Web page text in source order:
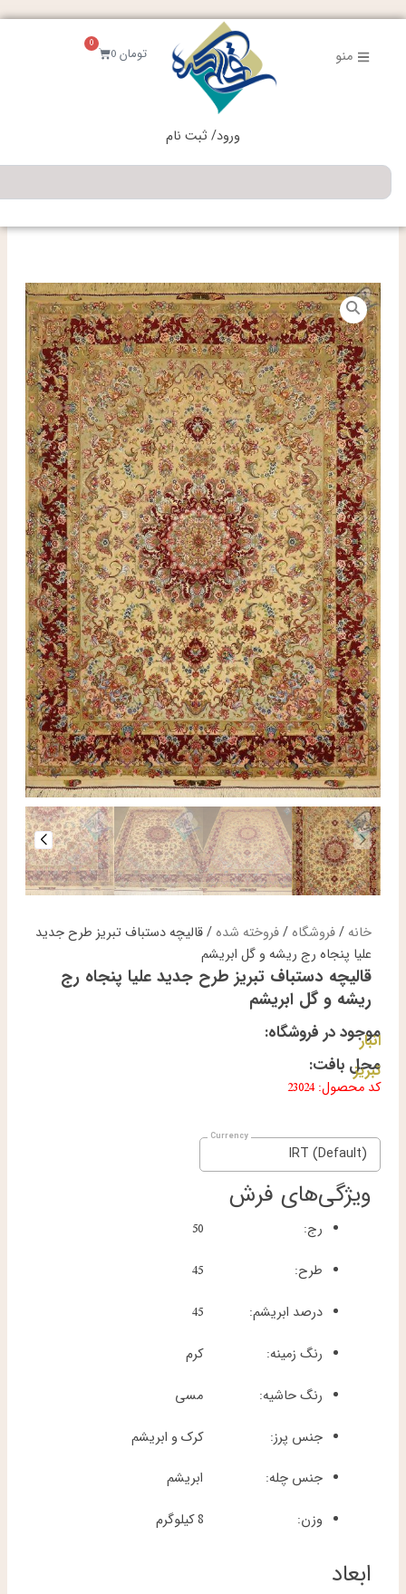
رفتن
منو تومان0
0
سبد
خرید
ورود/ ثبت نام
جستجو
خانه /فروشگاه/فروخته شده/ قالیچه دستباف تبریز طرح جدید
علیا پنجاه رج ریشه و گل ابریشم
قالیچه دستباف تبریز طرح جدید علیا پنجاه رج
ریشه و گل ابریشم
موجود در فروشگاه:
انبار
محل بافت:
تبریز
کد محصول: 23024
IRT (Default)
ویژگی‌های فرش
رج:
50
طرح:
45
درصد ابریشم:
45
رنگ زمینه:
کرم
رنگ حاشیه:
مسی
جنس پرز:
کرک و ابریشم
جنس چله:
ابریشم
وزن:
8 کیلوگرم
ابعاد